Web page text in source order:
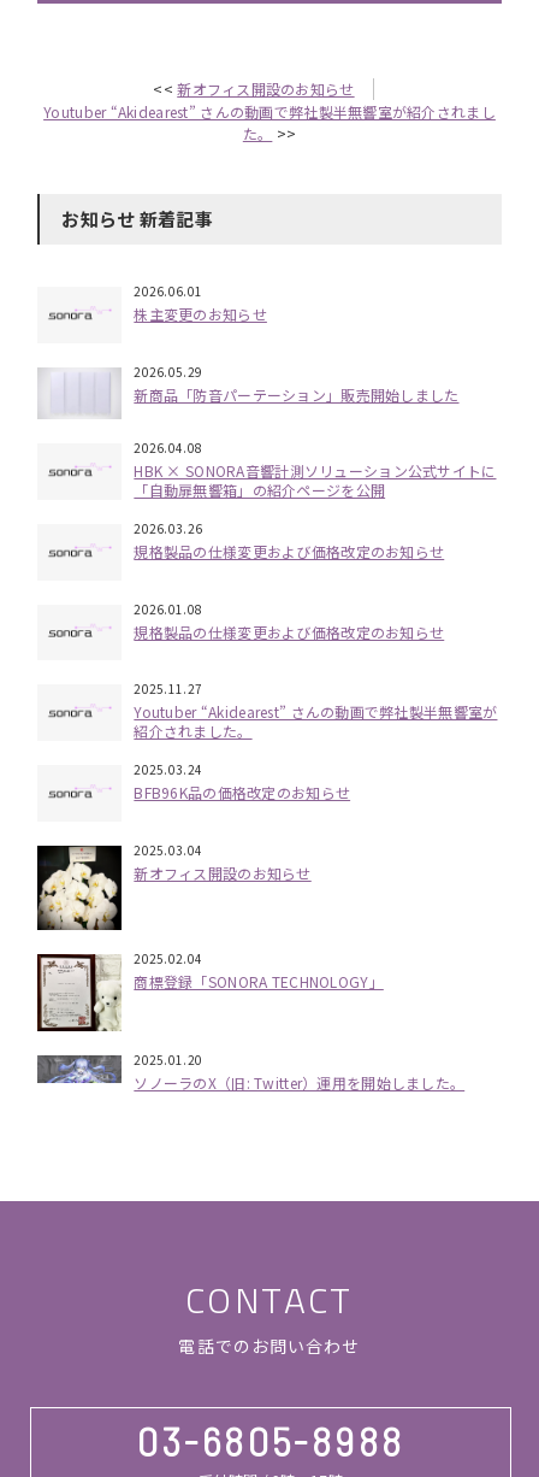
<<新オフィス開設のお知らせ
Youtuber “Akidearest” さんの動画で弊社製半無響室が紹介されまし
た。
>>
お知らせ 新着記事
2026.06.01
株主変更のお知らせ
2026.05.29
新商品「防音パーテーション」販売開始しました
2026.04.08
HBK × SONORA音響計測ソリューション公式サイトに
「自動扉無響箱」の紹介ページを公開
2026.03.26
規格製品の仕様変更および価格改定のお知らせ
2026.01.08
規格製品の仕様変更および価格改定のお知らせ
2025.11.27
Youtuber “Akidearest” さんの動画で弊社製半無響室が
紹介されました。
2025.03.24
BFB96K品の価格改定のお知らせ
2025.03.04
新オフィス開設のお知らせ
2025.02.04
商標登録「SONORA TECHNOLOGY」
2025.01.20
ソノーラのX（旧: Twitter）運用を開始しました。
CONTACT
電話でのお問い合わせ
03-6805-8988